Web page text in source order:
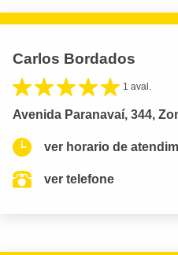
Carlos Bordados
1 aval.
Avenida Paranavaí, 344,
ver horario de
ver telefone